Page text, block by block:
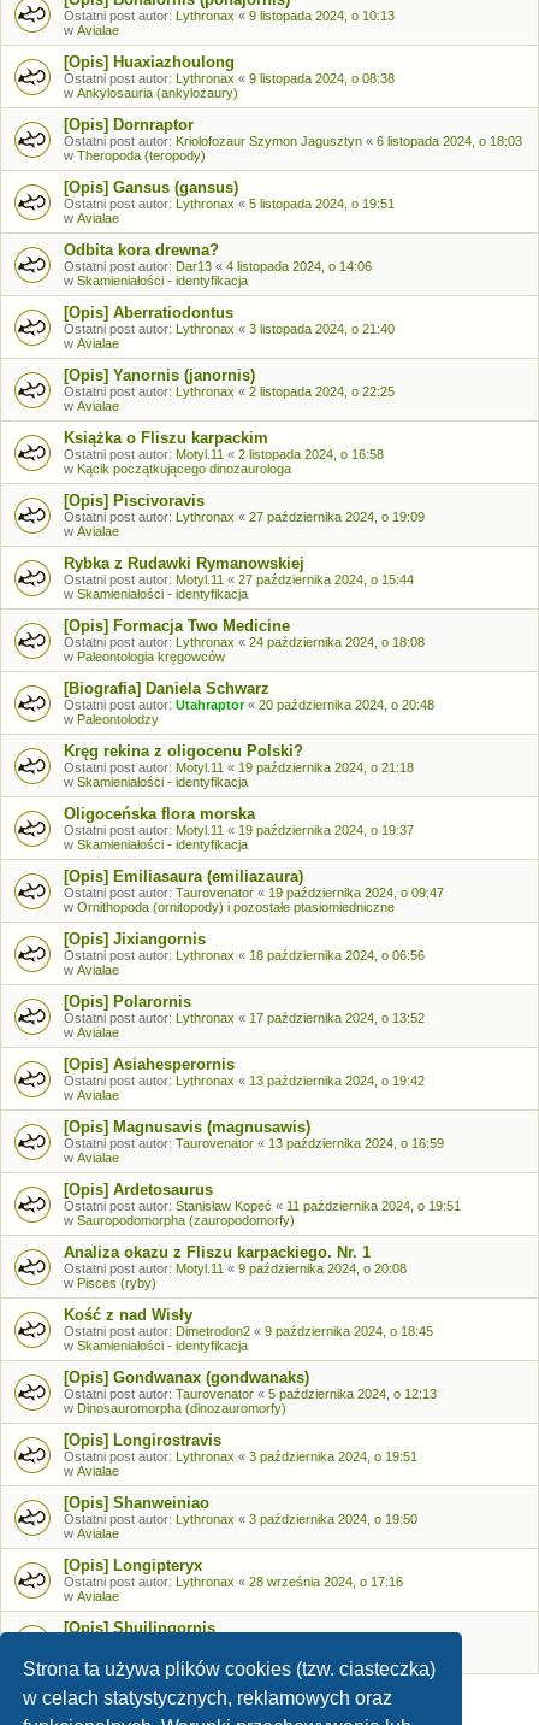
Strona ta używa plików cookies (tzw. ciasteczka)
w celach statystycznych, reklamowych oraz
Ostatni post autor: Lythronax « 9 listopada 2024, o 10:13
w Avialae
[Opis] Huaxiazhoulong
Ostatni post autor: Lythronax « 9 listopada 2024, o 08:38
w Ankylosauria (ankylozaury)
[Opis] Dornraptor
Ostatni post autor: Kriolofozaur Szymon Jagusztyn « 6 listopada 2024, o 18:03
w Theropoda (teropody)
[Opis] Gansus (gansus)
Ostatni post autor: Lythronax « 5 listopada 2024, o 19:51
w Avialae
Odbita kora drewna?
Ostatni post autor: Dar13 « 4 listopada 2024, o 14:06
w Skamieniałości - identyfikacja
[Opis] Aberratiodontus
Ostatni post autor: Lythronax « 3 listopada 2024, o 21:40
w Avialae
[Opis] Yanornis (janornis)
Ostatni post autor: Lythronax « 2 listopada 2024, o 22:25
w Avialae
Książka o Fliszu karpackim
Ostatni post autor: Motyl.11 « 2 listopada 2024, o 16:58
w Kącik początkującego dinozaurologa
[Opis] Piscivoravis
Ostatni post autor: Lythronax « 27 października 2024, o 19:09
w Avialae
Rybka z Rudawki Rymanowskiej
Ostatni post autor: Motyl.11 « 27 października 2024, o 15:44
w Skamieniałości - identyfikacja
[Opis] Formacja Two Medicine
Ostatni post autor: Lythronax « 24 października 2024, o 18:08
w Paleontologia kręgowców
[Biografia] Daniela Schwarz
Ostatni post autor: Utahraptor« 20 października 2024, o 20:48
w Paleontolodzy
Kręg rekina z oligocenu Polski?
Ostatni post autor: Motyl.11 « 19 października 2024, o 21:18
w Skamieniałości - identyfikacja
Oligoceńska flora morska
Ostatni post autor: Motyl.11 « 19 października 2024, o 19:37
w Skamieniałości - identyfikacja
[Opis] Emiliasaura (emiliazaura)
Ostatni post autor: Taurovenator « 19 października 2024, o 09:47
w Ornithopoda (ornitopody) i pozostałe ptasiomiedniczne
[Opis] Jixiangornis
Ostatni post autor: Lythronax « 18 października 2024, o 06:56
w Avialae
[Opis] Polarornis
Ostatni post autor: Lythronax « 17 października 2024, o 13:52
w Avialae
[Opis] Asiahesperornis
Ostatni post autor: Lythronax « 13 października 2024, o 19:42
w Avialae
[Opis] Magnusavis (magnusawis)
Ostatni post autor: Taurovenator « 13 października 2024, o 16:59
w Avialae
[Opis] Ardetosaurus
Ostatni post autor: Stanisław Kopeć « 11 października 2024, o 19:51
w Sauropodomorpha (zauropodomorfy)
Analiza okazu z Fliszu karpackiego. Nr. 1
Ostatni post autor: Motyl.11 « 9 października 2024, o 20:08
w Pisces (ryby)
Kość z nad Wisły
Ostatni post autor: Dimetrodon2 « 9 października 2024, o 18:45
w Skamieniałości - identyfikacja
[Opis] Gondwanax (gondwanaks)
Ostatni post autor: Taurovenator « 5 października 2024, o 12:13
w Dinosauromorpha (dinozauromorfy)
[Opis] Longirostravis
Ostatni post autor: Lythronax « 3 października 2024, o 19:51
w Avialae
[Opis] Shanweiniao
Ostatni post autor: Lythronax « 3 października 2024, o 19:50
w Avialae
[Opis] Longipteryx
Ostatni post autor: Lythronax « 28 września 2024, o 17:16
w Avialae
[Opis] Shuilingornis